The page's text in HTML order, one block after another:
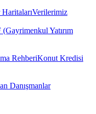
Verilerimiz
Yatırım
RehberiKonut Kredisi
Danışmanlar